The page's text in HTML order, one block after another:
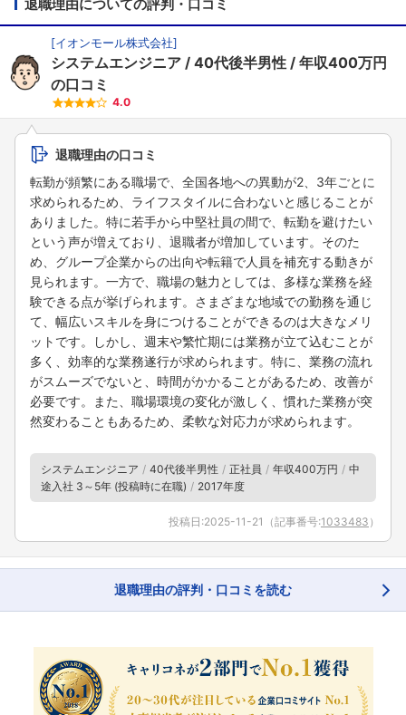
退職理由についての評判・口コミ
[イオンモール株式会社]
システムエンジニア 40代後半男性
年収400万円
の口コミ
4.0
退職理由の口コミ
転勤が頻繁にある職場で、全国各地への異動が2、3年ごとに
求められるため、ライフスタイルに合わないと感じることが
ありました。特に若手から中堅社員の間で、転勤を避けたい
という声が増えており、退職者が増加しています。そのた
め、グループ企業からの出向や転籍で人員を補充する動きが
見られます。一方で、職場の魅力としては、多様な業務を経
験できる点が挙げられます。さまざまな地域での勤務を通じ
て、幅広いスキルを身につけることができるのは大きなメリ
ットです。しかし、週末や繁忙期には業務が立て込むことが
多く、効率的な業務遂行が求められます。特に、業務の流れ
がスムーズでないと、時間がかかることがあるため、改善が
必要です。また、職場環境の変化が激しく、慣れた業務が突
然変わることもあるため、柔軟な対応力が求められます。
システムエンジニア 40代後半男性 正社員 年収400万円
中
途入社 3～5年 (投稿時に在職)
2017年度
投稿日:2025-11-21 （記事番号:1033483 ）
退職理由の評判・口コミを読む